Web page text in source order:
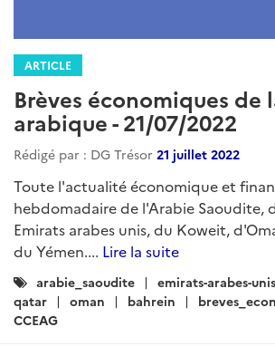
ARTICLE
Brèves économiques de
arabique - 21/07/2022
Rédigé par : DG Trésor 21 juillet 2022
Toute l'actualité économique et
hebdomadaire de l'Arabie Saoudite,
Emirats arabes unis, du Koweit,
du Yémen.... Lire la suite
Catégories
:
arabie_saoudite emirats-arabes-unis
qatar
oman bahrein
CCEAG